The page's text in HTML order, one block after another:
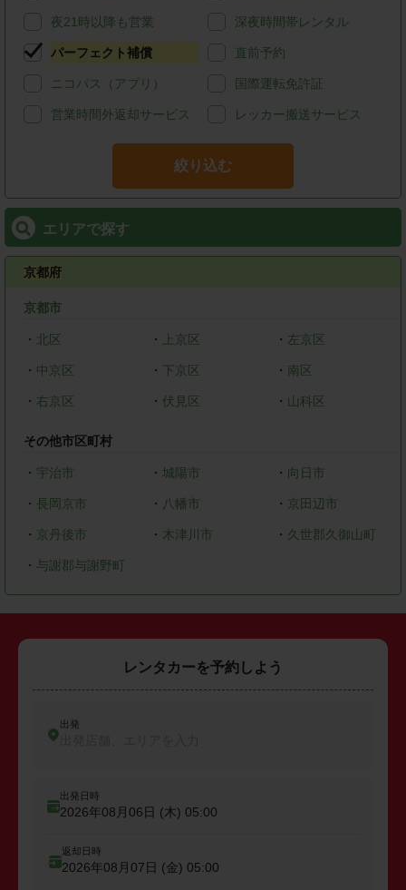
夜21時以降も営業 深夜時間帯レンタル
パーフェクト補償 直前予約
ニコパス（アプリ） 国際運転免許証
営業時間外返却サービス レッカー搬送サービス
絞り込む
エリアで探す
京都府
京都市
・ 北区 ・ 上京区 ・ 左京区
・ 中京区 ・ 下京区 ・ 南区
・ 右京区 ・ 伏見区 ・ 山科区
その他市区町村
・ 宇治市 ・ 城陽市 ・ 向日市
・ 長岡京市 ・ 八幡市 ・ 京田辺市
・ 京丹後市 ・ 木津川市 ・ 久世郡久御山町
・ 与謝郡与謝野町
レンタカーを予約しよう
出発
出発日時
2026年08月06日 (木) 05:00
返却日時
2026年08月07日 (金) 05:00